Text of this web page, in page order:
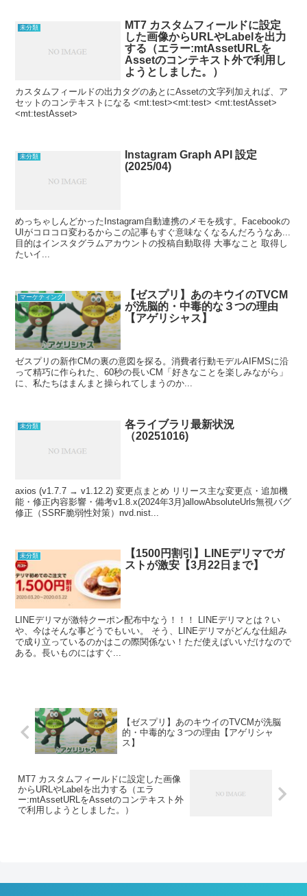
未分類
MT7 カスタムフィールドに設定
した画像からURLやLabelを出力
する（エラー:mtAssetURLを
Assetのコンテキスト外で利用し
ようとしました。）
カスタムフィールドの出力タグのあとにAssetの文字列加えれば、ア
セットのコンテキストになる <mt:test><mt:test> <mt:testAsset>
<mt:testAsset>
未分類
Instagram Graph API 設定
(2025/04)
めっちゃしんどかったInstagram自動連携のメモを残す。Facebookの
UIがコロコロ変わるからこの記事もすぐ意味なくなるんだろうなあ...
目的はインスタグラムアカウントの投稿自動取得 大事なこと 取得し
たいイ...
マーケティング
【ゼスプリ】あのキウイのTVCM
が洗脳的・中毒的な３つの理由
【アゲリシャス】
ゼスプリの新作CMの裏の意図を探る。消費者行動モデルAIFMSに沿
って精巧に作られた、60秒の長いCM「好きなことを楽しみながら」
に、私たちはまんまと操られてしまうのか...
未分類
各ライブラリ最新状況
（20251016)
axios (v1.7.7 → v1.12.2) 変更点まとめ リリース主な変更点・追加機
能・修正内容影響・備考v1.8.x(2024年3月)allowAbsoluteUrls無視バグ
修正（SSRF脆弱性対策）nvd.nist...
未分類
【1500円割引】LINEデリマでガ
ストが激安【3月22日まで】
LINEデリマが激特クーポン配布中なう！！！ LINEデリマとは？い
や、今はそんな事どうでもいい。 そう、LINEデリマがどんな仕組み
で成り立っているのかはこの際関係ない！ただ使えばいいだけなので
ある。長いものにはすぐ...
【ゼスプリ】あのキウイのTVCMが洗脳
的・中毒的な３つの理由【アゲリシャ
ス】
MT7 カスタムフィールドに設定した画像
からURLやLabelを出力する（エラ
ー:mtAssetURLをAssetのコンテキスト外
で利用しようとしました。）